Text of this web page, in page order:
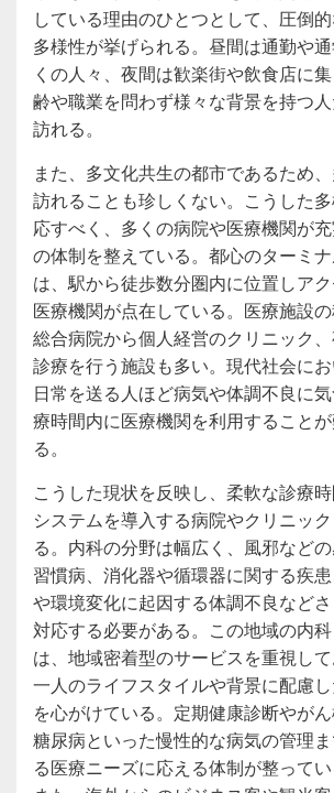
している理由のひとつとして、圧倒
多様性が挙げられる。昼間は通勤や
くの人々、夜間は歓楽街や飲食店に
齢や職業を問わず様々な背景を持つ
訪れる。
また、多文化共生の都市であるため
訪れることも珍しくない。こうした
応すべく、多くの病院や医療機関が
の体制を整えている。都心のターミ
は、駅から徒歩数分圏内に位置しア
医療機関が点在している。医療施設の
総合病院から個人経営のクリニック
診療を行う施設も多い。現代社会に
日常を送る人ほど病気や体調不良に
療時間内に医療機関を利用すること
る。
こうした現状を反映し、柔軟な診療
システムを導入する病院やクリニッ
る。内科の分野は幅広く、風邪など
習慣病、消化器や循環器に関する疾
や環境変化に起因する体調不良など
対応する必要がある。この地域の内科
は、地域密着型のサービスを重視し
一人のライフスタイルや背景に配慮
を心がけている。定期健康診断やが
糖尿病といった慢性的な病気の管理
る医療ニーズに応える体制が整ってい